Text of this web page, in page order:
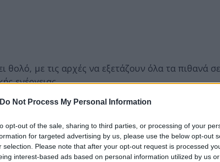
Do Not Process My Personal Information
opt-out of the sale, sharing to third parties, or processing of your
for targeted advertising by us, please use the below opt-out
selection. Please note that after your opt-out request is processed
interest-based ads based on personal information utilized by us
με τις αρχές να εξετάζουν όλα τα πιθανά
ενέργειας.
ρίξει φως στα αίτια θανάτου, ενώ η